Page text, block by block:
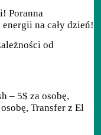
Poranna
na cały dzień!
od
– 5$ za osobę,
Transfer z El